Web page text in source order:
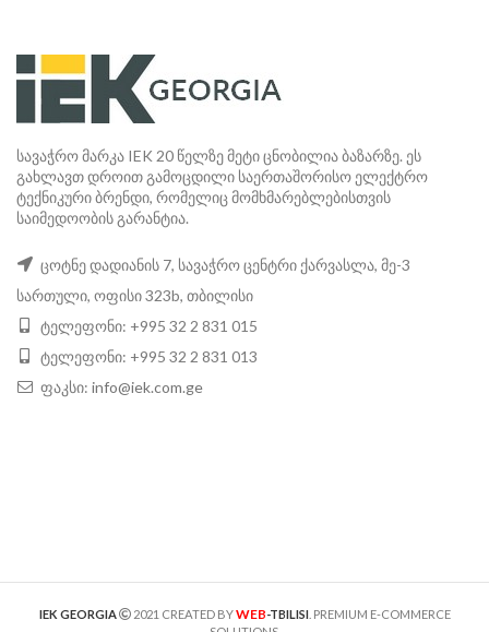
სავაჭრო მარკა IEK 20 წელზე მეტი ცნობილია ბაზარზე. ეს
გახლავთ დროით გამოცდილი საერთაშორისო ელექტრო
ტექნიკური ბრენდი, რომელიც მომხმარებლებისთვის
საიმედოობის გარანტია.
ცოტნე დადიანის 7, სავაჭრო ცენტრი ქარვასლა, მე-3
სართული, ოფისი 323b, თბილისი
ტელეფონი: +995 32 2 831 015
ტელეფონი: +995 32 2 831 013
ფაკსი: info@iek.com.ge
IEK GEORGIA 2021 CREATED BYWEB-TBILISI. PREMIUM E-COMMERCE